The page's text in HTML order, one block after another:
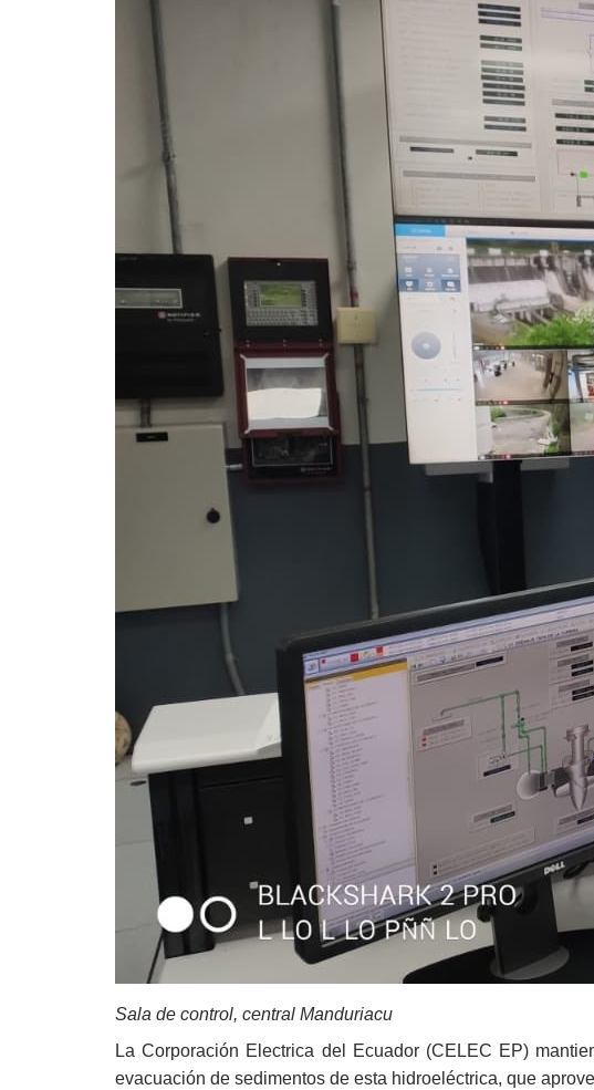
Sala de control, central Manduriacu
La Corporación Electrica del Ecuador (CELEC EP)
evacuación de sedimentos de esta hidroeléctrica, que